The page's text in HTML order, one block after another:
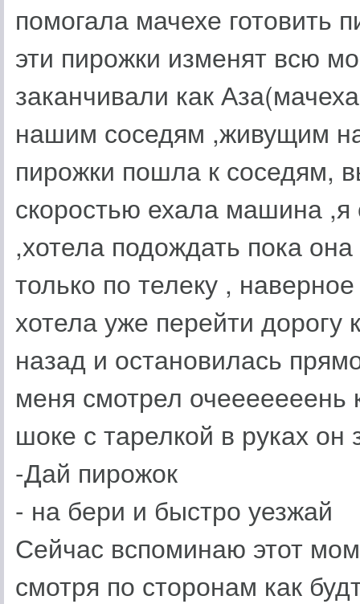
помогала мачехе готовить
эти пирожки изменят всю
заканчивали как
нашим соседям ,живущим
пирожки пошла к соседям,
скоростью ехала машина ,я
,хотела подождать пока
только по телеку ,
хотела уже перейти
назад и остановилась
меня смотрел очееееееень
шоке с тарелкой в руках он
-Дай пирожок
- на бери и быстро уезжай
Сейчас вспоминаю этот
смотря по сторонам как